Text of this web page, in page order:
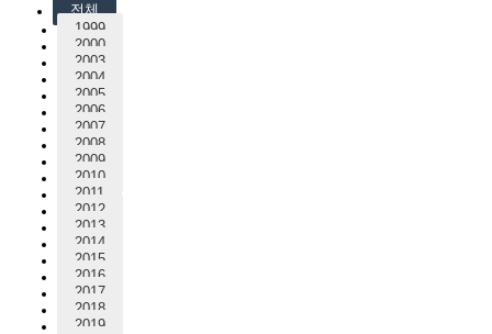
전체
1999
2000
2003
2004
2005
2006
2007
2008
2009
2010
2011
2012
2013
2014
2015
2016
2017
2018
2019